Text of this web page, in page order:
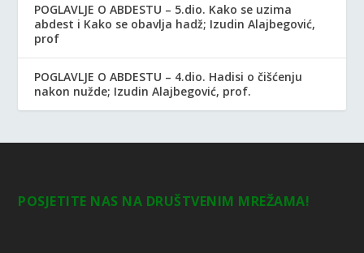
POGLAVLJE O ABDESTU – 5.dio. Kako se uzima
abdest i Kako se obavlja hadž; Izudin Alajbegović,
prof
POGLAVLJE O ABDESTU – 4.dio. Hadisi o čišćenju
nakon nužde; Izudin Alajbegović, prof.
POSJETITE NAS NA DRUŠTVENIM MREŽAMA!